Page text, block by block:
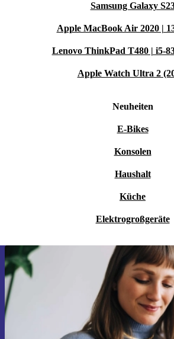
Samsung Galaxy
Apple MacBook Air 2020 |
Lenovo ThinkPad T480 | i5-
Apple Watch Ultra 2
Neuheiten
E-Bikes
Konsolen
Haushalt
Küche
Elektrogroßgeräte
Erstmals zum
15 € sparen!
Verpasse kein Angebot mehr.